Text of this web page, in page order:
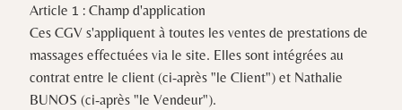
Article 1 : Champ d'application
Ces CGV s'appliquent à toutes les ventes de prestations de
massages effectuées via le site. Elles sont intégrées au
contrat entre le client (ci-après "le Client") et Nathalie
BUNOS (ci-après "le Vendeur").